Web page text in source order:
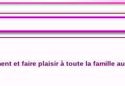
et faire plaisir à toute la famille au